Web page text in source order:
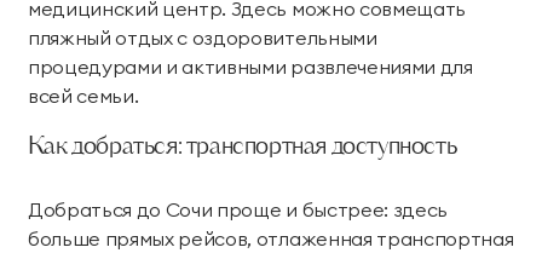
медицинский центр. Здесь можно совмещать
пляжный отдых с оздоровительными
процедурами и активными развлечениями для
всей семьи.
Как добраться: транспортная доступность
Добраться до Сочи проще и быстрее: здесь
больше прямых рейсов, отлаженная транспортная